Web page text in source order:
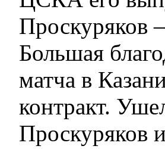
Проскуряков
Большая
матча в
контракт.
Проскуряков